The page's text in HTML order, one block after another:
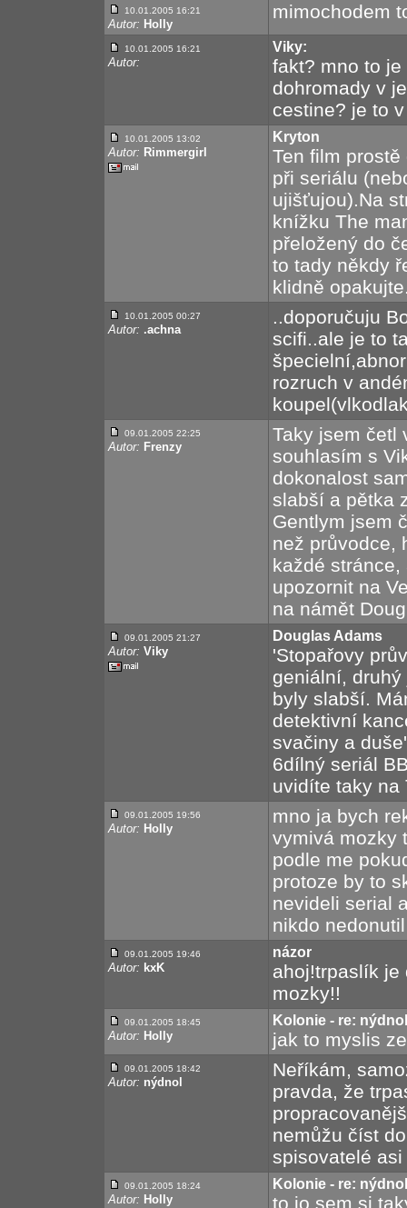
10.01.2005 16:21
Autor: Holly
mimochodem
10.01.2005 16:21
Autor:
Viky:
fakt? mno to
dohromady v
cestine? je to
10.01.2005 13:02
Autor: Rimmergirl
Kryton
Ten film
při seriálu
ujišťujou).Na
knížku The
přeložený do
to tady někdy
klidně
10.01.2005 00:27
Autor: .achna
..doporučuju
scifi..ale je to
rozruch v
09.01.2005 22:25
Autor: Frenzy
Taky jsem četl
souhlasím s
dokonalost
slabší a pětka
Gentlym jsem
než průvodce,
každé
upozornit na
na námět
09.01.2005 21:27
Autor: Viky
Douglas Adams
'Stopařovy
geniální,
byly slabší.
detektivní
svačiny a
6dílný seriál
uvidíte taky na
09.01.2005 19:56
Autor: Holly
mno ja bych
vymivá mozky
podle me
protoze by to
nevideli serial
nikdo
09.01.2005 19:46
Autor: kxK
názor
ahoj!trpaslík je
mozky!!
09.01.2005 18:45
Autor: Holly
Kolonie - re: nýdnol
jak to myslis
09.01.2005 18:42
Autor: nýdnol
Neříkám,
pravda, že
nemůžu číst
spisovatelé
09.01.2005 18:24
Autor: Holly
Kolonie - re: nýdnol
to jo sem si